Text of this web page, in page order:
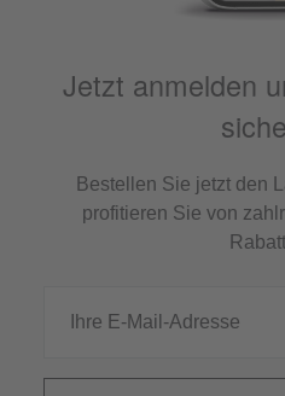
Jetzt anmelden
Bestellen Sie jetzt den
profitieren Sie von